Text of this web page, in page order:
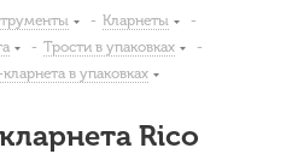
- Кларнеты
-
- Трости в упаковках
-
в упаковках
Rico